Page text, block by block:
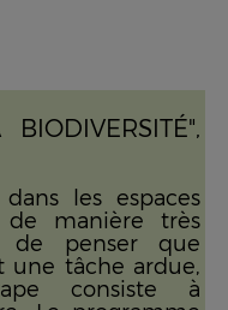
les espaces
manière très
de penser que
une tâche ardue,
consiste à